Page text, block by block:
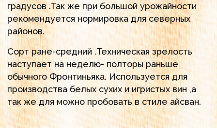
градусов .Так же при большой урожайности
рекомендуется нормировка для северных
районов.
Сорт ране-средний .Техническая зрелость
наступает на неделю- полторы раньше
обычного Фронтиньяка. Используется для
производства белых сухих и игристых вин ,а
так же для можно пробовать в стиле айсван.